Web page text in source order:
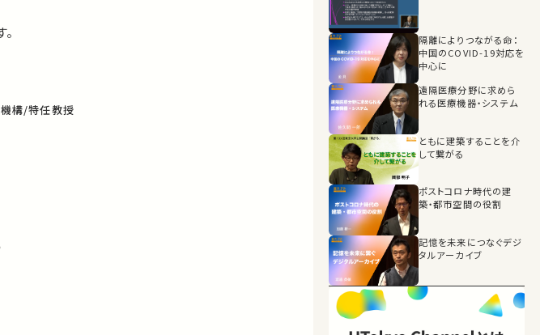
構/特任教授
エンドタイトル
隔離によりつながる命：
中国のCOVID-19対応を
中心に
遠隔医療分野に求めら
れる医療機器・システム
ともに建築することを介
して繋がる
ポストコロナ時代の建
築・都市空間の役割
記憶を未来につなぐデジ
タルアーカイブ